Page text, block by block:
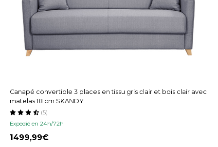
Canapé convertible 3 places en tissu gris clair et bois clair avec
matelas 18 cm SKANDY
Expedié en 24h/72h
(5)
1499,99